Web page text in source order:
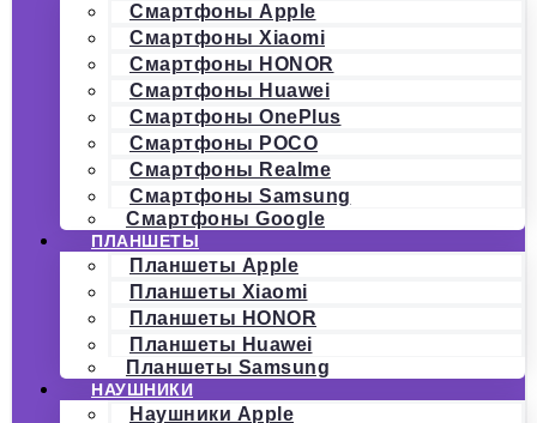
Смартфоны Apple
Смартфоны Xiaomi
Смартфоны HONOR
Смартфоны Huawei
Смартфоны OnePlus
Смартфоны POCO
Смартфоны Realme
Смартфоны Samsung
Смартфоны Google
ПЛАНШЕТЫ
Планшеты Apple
Планшеты Xiaomi
Планшеты HONOR
Планшеты Huawei
Планшеты Samsung
НАУШНИКИ
Наушники Apple